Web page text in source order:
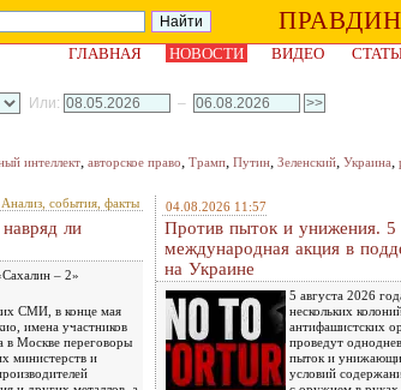
ГЛАВНАЯ
НОВОСТИ ВИДЕО
Или: –
интеллект, авторское право, Трамп, Путин, Зеленский, Украина,
Анализ, события, факты
ли
– 2»
СМИ, в конце мая
имена участников
в Москве переговоры
министерств и
04.08.2026 11:57
Против пыток и унижения. 5
международная акция в
на Украине
5 августа 2026
нескольких
антифашистских
проведут
пыток и
условий